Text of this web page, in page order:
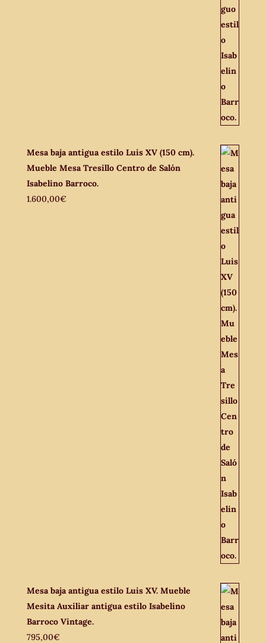
Mesa baja antigua estilo Luis XV (150 cm).
Mueble Mesa Tresillo Centro de Salón
Isabelino Barroco.
1.600,00€
Mesa baja antigua estilo Luis XV. Mueble
Mesita Auxiliar antigua estilo Isabelino
Barroco Vintage.
795,00€